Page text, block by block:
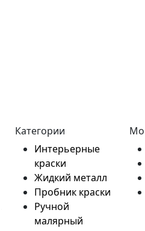
Категории
Интерьерные
краски
Жидкий металл
Пробник краски
Ручной
малярный